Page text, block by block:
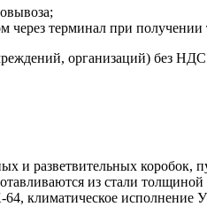
через терминал при получении
организаций) без
и разветвительных
из стали
64, климатическое